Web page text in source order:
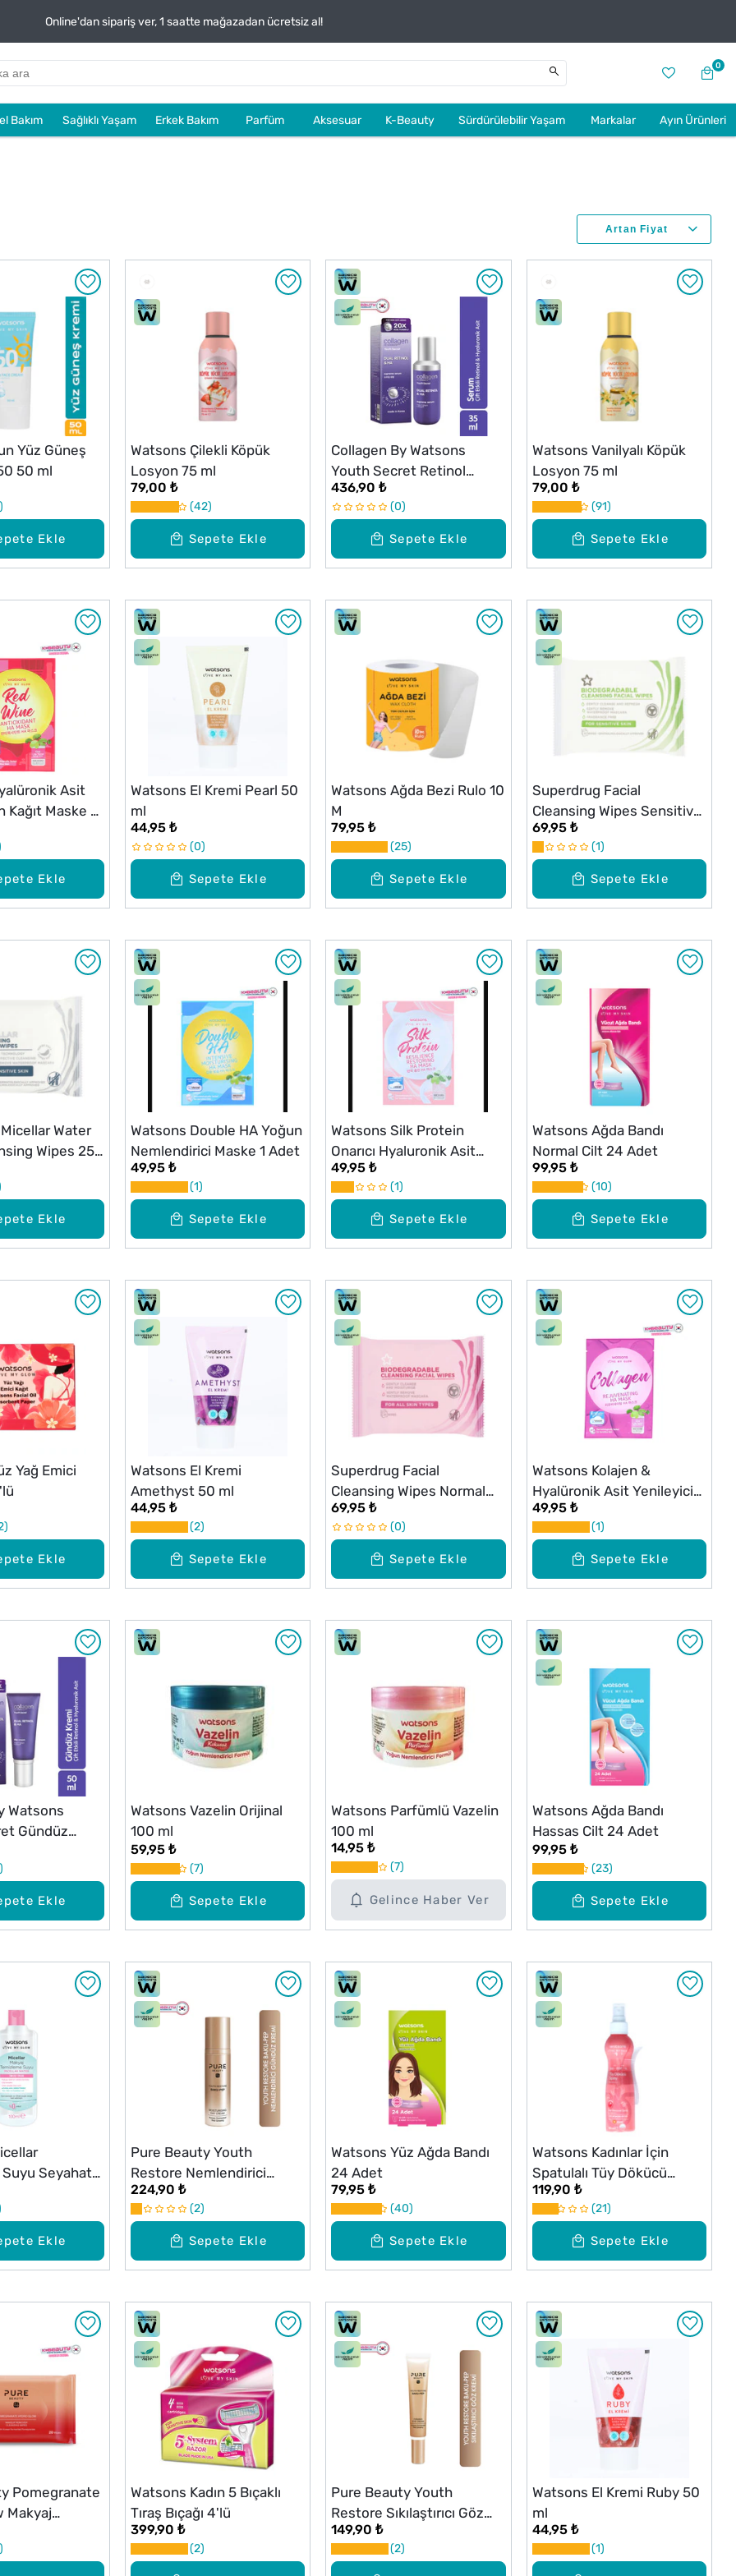
Online'dan sipariş ver, 1 saatte mağazadan ücretsiz al!
0
Bakım Sağlıklı Yaşam Erkek Bakım Parfüm Aksesuar K-Beauty Sürdürülebilir Yaşam Markalar Ayın Ürünleri
Ekle
Yüz Güneş
50 ml
Sepete Ekle
Watsons Çilekli Köpük
Losyon 75 ml
79,00 ₺
42
Sepete Ekle
Collagen By Watsons
Youth Secret Retinol
Serum 35 ml
436,90 ₺
0
Sepete Ekle
Watsons Vanilyalı Köpük
Losyon 75 ml
79,00 ₺
91
Ekle
Asit
Maske 1
Sepete Ekle
Watsons El Kremi Pearl 50
ml
44,95 ₺
0
Sepete Ekle
Watsons Ağda Bezi Rulo 10
M
79,95 ₺
25
Sepete Ekle
Superdrug Facial
Cleansing Wipes Sensitive
Skin 25 Adet
69,95 ₺
1
Ekle
Water
Wipes 25
Sepete Ekle
Watsons Double HA Yoğun
Nemlendirici Maske 1 Adet
49,95 ₺
1
Sepete Ekle
Watsons Silk Protein
Onarıcı Hyaluronik Asit
Maske 1 Adet
49,95 ₺
1
Sepete Ekle
Watsons Ağda Bandı
Normal Cilt 24 Adet
99,95 ₺
10
Ekle
Yağ Emici
Sepete Ekle
Watsons El Kremi
Amethyst 50 ml
44,95 ₺
2
Sepete Ekle
Superdrug Facial
Cleansing Wipes Normal
Skin 25 Adet
69,95 ₺
0
Sepete Ekle
Watsons Kolajen &
Hyalüronik Asit Yenileyici
Kağıt Maske 1 Adet
49,95 ₺
1
Ekle
Watsons
Gündüz
Sepete Ekle
Watsons Vazelin Orijinal
100 ml
59,95 ₺
7
Gelince Haber Ver
Watsons Parfümlü Vazelin
100 ml
14,95 ₺
7
Sepete Ekle
Watsons Ağda Bandı
Hassas Cilt 24 Adet
99,95 ₺
23
Ekle
Seyahat
Sepete Ekle
Pure Beauty Youth
Restore Nemlendirici
Gündüz Kremi 50 ml
224,90 ₺
2
Sepete Ekle
Watsons Yüz Ağda Bandı
24 Adet
79,95 ₺
40
Sepete Ekle
Watsons Kadınlar İçin
Spatulalı Tüy Dökücü
Sprey 150 ml
119,90 ₺
21
Pomegranate
Makyaj
20 Adet
Watsons Kadın 5 Bıçaklı
Tıraş Bıçağı 4'lü
399,90 ₺
2
Pure Beauty Youth
Restore Sıkılaştırıcı Göz
Krem 15 ml
149,90 ₺
2
Watsons El Kremi Ruby 50
ml
44,95 ₺
1